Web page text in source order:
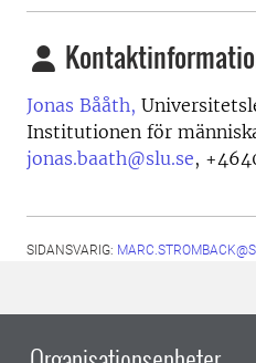
Jonas Bååth,
Institutionen för
jonas.baath@slu.se,
SIDANSVARIG: